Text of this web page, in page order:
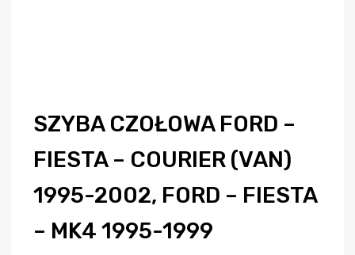
SZYBA CZOŁOWA FORD –
FIESTA – COURIER (VAN)
1995-2002, FORD – FIESTA
– MK4 1995-1999